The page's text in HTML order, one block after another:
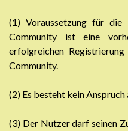
(1) Voraussetzung für
Community ist eine
erfolgreichen
Community.
(2) Es besteht kein
(3) Der Nutzer darf seinen